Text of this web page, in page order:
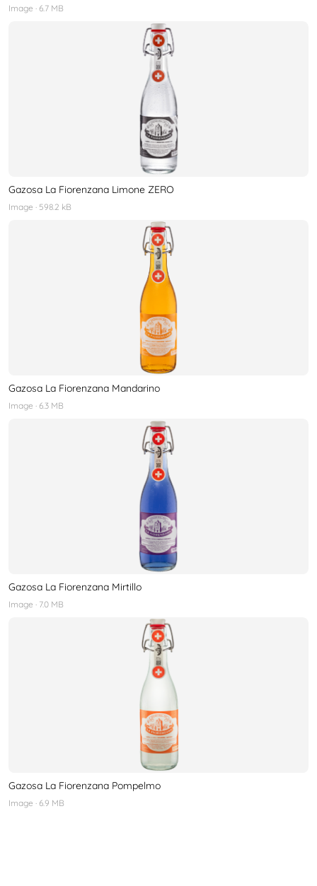
Image · 6.7 MB
Gazosa La Fiorenzana Limone ZERO
Image · 598.2 kB
Gazosa La Fiorenzana Mandarino
Image · 6.3 MB
Gazosa La Fiorenzana Mirtillo
Image · 7.0 MB
Gazosa La Fiorenzana Pompelmo
Image · 6.9 MB